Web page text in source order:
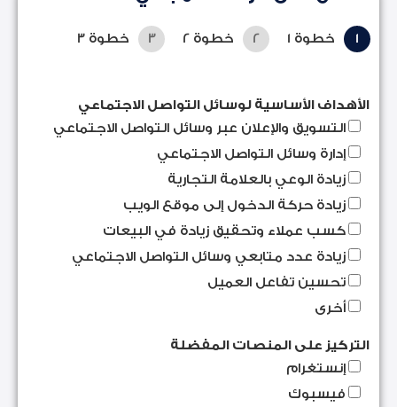
1 خطوة 1 2 خطوة 2 3 خطوة 3
الأهداف الأساسية لوسائل التواصل الاجتماعي
التسويق والإعلان عبر وسائل التواصل الاجتماعي
إدارة وسائل التواصل الاجتماعي
زيادة الوعي بالعلامة التجارية
زيادة حركة الدخول إلى موقع الويب
كسب عملاء وتحقيق زيادة في البيعات
زيادة عدد متابعي وسائل التواصل الاجتماعي
تحسين تفاعل العميل
أخرى
التركيز على المنصات المفضلة
إنستغرام
فيسبوك